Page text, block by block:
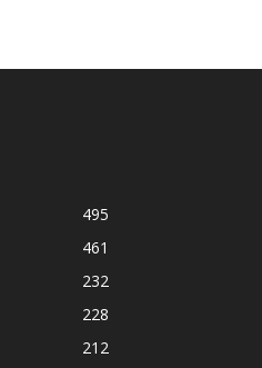
495
461
232
228
212